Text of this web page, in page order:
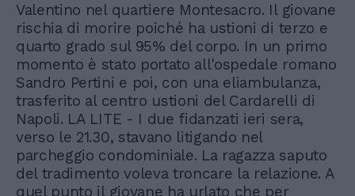
Valentino nel quartiere Montesacro. Il giovane
rischia di morire poiché ha ustioni di terzo e
quarto grado sul 95% del corpo. In un primo
momento è stato portato all'ospedale romano
Sandro Pertini e poi, con una eliambulanza,
trasferito al centro ustioni del Cardarelli di
Napoli. LA LITE - I due fidanzati ieri sera,
verso le 21.30, stavano litigando nel
parcheggio condominiale. La ragazza saputo
del tradimento voleva troncare la relazione. A
quel punto il giovane ha urlato che per